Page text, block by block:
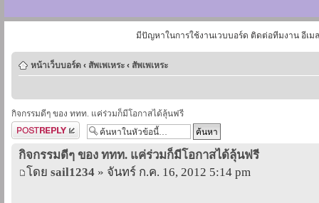
มีปัญหาในการใช้งานเวบบอร์ด ติดต่อทีมงาน อีเม
หน้าเว็บบอร์ด ‹ สัพเพเหระ ‹ สัพเพเหระ
กิจกรรมดีๆ ของ ททท. แค่ร่วมก็มีโอกาสได้ลุ้นฟรี
ตอบกระทู้
กิจกรรมดีๆ ของ ททท. แค่ร่วมก็มีโอกาสได้ลุ้นฟรี
โดย sail1234 » จันทร์ ก.ค. 16, 2012 5:14 pm